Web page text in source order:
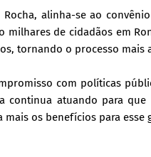
alinha-se ao
milhares de cidadãos em
tornando o processo mais
com políticas
atuando para que
os benefícios para